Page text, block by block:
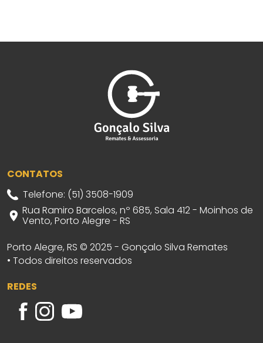
CONTATOS
Telefone: (51) 3508-1909
Rua Ramiro Barcelos, nº 685, Sala 412 - Moinhos de
Vento, Porto Alegre - RS
Porto Alegre, RS © 2025 - Gonçalo Silva Remates
• Todos direitos reservados
REDES